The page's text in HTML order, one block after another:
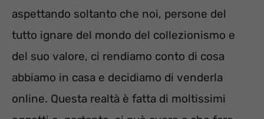
aspettando soltanto che noi, persone del
tutto ignare del mondo del collezionismo e
del suo valore, ci rendiamo conto di cosa
abbiamo in casa e decidiamo di venderla
online. Questa realtà è fatta di moltissimi